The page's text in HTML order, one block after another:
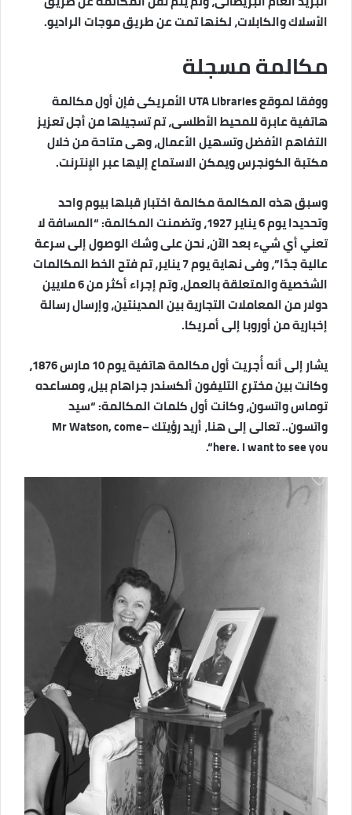
الأسلاك والكابلات، لكنها تمت عن طريق موجات الراديو.
مكالمة مسجلة
ووفقا لموقعUTA Librariesالأمريكى فإن أول مكالمة
هاتفية عابرة للمحيط الأطلسى، تم تسجيلها من أجل تعزيز
التفاهم الأفضل وتسهيل الأعمال، وهى متاحة من خلال
مكتبة الكونجرس ويمكن الاستماع إليها عبر الإنترنت.
وسبق هذه المكالمة مكالمة اختبار قبلها بيوم واحد
وتحديدا يوم 6 يناير 1927، وتضمنت المكالمة: “المسافة لا
تعني أي شيء بعد الآن، نحن على وشك الوصول إلى سرعة
عالية جدًا”، وفى نهاية يوم 7 يناير، تم فتح الخط المكالمات
الشخصية والمتعلقة بالعمل، وتم إجراء أكثر من 6 ملايين
دولار من المعاملات التجارية بين المدينتين، وإرسال رسالة
إخبارية من أوروبا إلى أمريكا.
يشار إلى أنه أُجريت أول مكالمة هاتفية يوم 10 مارس 1876،
وكانت بين مخترع التليفون ألكسندر جراهام بيل، ومساعده
توماس واتسون، وكانت أول كلمات المكالمة: “سيد
واتسون.. تعالى إلى هنا، أريد رؤيتك –Mr Watson, come
here. I want to see you
“‏.